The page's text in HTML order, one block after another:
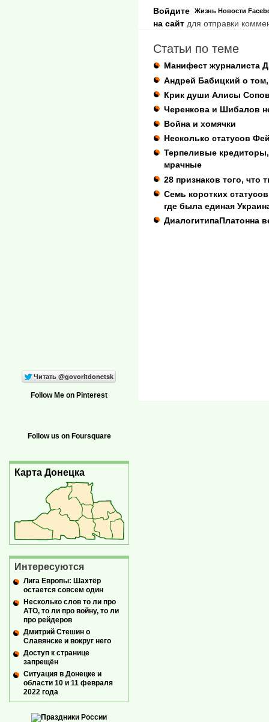
Жизнь Новости
Войдите
на сайт для отправки
Статьи по теме
Манифест журналиста
Андрей Бабицкий о
Крик души Алисы
Черенкова и Шибалов
Война и хомячки
Несколько статусов
Терпеливые
мрачные
28 признаков того, что
Семь коротких
где была единая
ДиалогитипаПлатонна
Follow Me on Pinterest
Follow us on Foursquare
Карта Донецка
Интересуются
Лига Европы: Шахтёр
остается совсем один
Несколько слов то ли про
АТО, то ли про войну, то ли
про рейдеров
Дмитрий Стешин о
Славянске и вокруг него
Доступ к странице
запрещён
Ситуация в Донецке и
области 10 и 11 февраля
2022 года